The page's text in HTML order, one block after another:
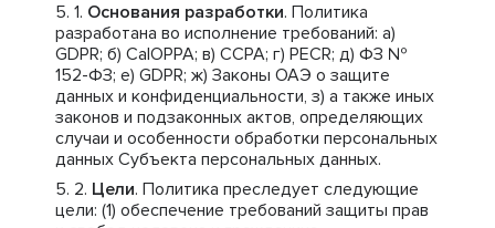
Основания разработки. Политика
разработана во исполнение требований: a)
GDPR; б) CalOPPA; в) CCPA; г) PECR; д) ФЗ №
152-ФЗ; е) GDPR; ж) Законы ОАЭ о защите
данных и конфиденциальности, з) а также иных
законов и подзаконных актов, определяющих
случаи и особенности обработки персональных
данных Субъекта персональных данных.
Цели. Политика преследует следующие
цели: (1) обеспечение требований защиты прав